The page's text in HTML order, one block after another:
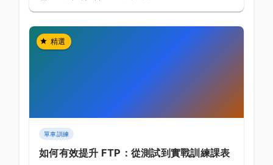
到最準確的測試方式。
精選
單車訓練
如何有效提升 FTP：從測試到實戰訓練課表